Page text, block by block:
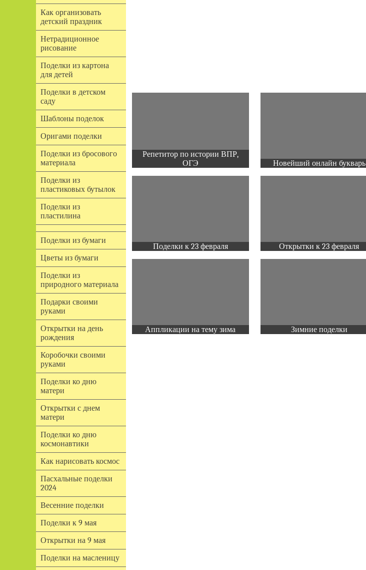
Как организовать
детский праздник
Нетрадиционное
рисование
Поделки из картона
для детей
Поделки в детском
саду
Шаблоны поделок
Оригами поделки
Поделки из бросового
материала
Поделки из
пластиковых бутылок
Поделки из
пластилина
Поделки из бумаги
Цветы из бумаги
Поделки из
природного материала
Подарки своими
руками
Открытки на день
рождения
Коробочки своими
руками
Поделки ко дню
матери
Открытки с днем
матери
Поделки ко дню
космонавтики
Как нарисовать космос
Пасхальные поделки
2024
Весенние поделки
Поделки к 9 мая
Открытки на 9 мая
Поделки на масленицу
Репетитор по истории ВПР,
ОГЭ
Новейший онлайн букварь
Поделки к 23 февраля Открытки к 23 февраля
Аппликации на тему зима Зимние поделки